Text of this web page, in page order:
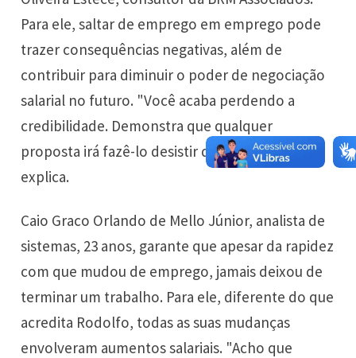
Para ele, saltar de emprego em emprego pode
trazer consequências negativas, além de
contribuir para diminuir o poder de negociação
salarial no futuro. "Você acaba perdendo a
credibilidade. Demonstra que qualquer
proposta irá fazê-lo desistir do projeto atual",
explica.
Caio Graco Orlando de Mello Júnior, analista de
sistemas, 23 anos, garante que apesar da rapidez
com que mudou de emprego, jamais deixou de
terminar um trabalho. Para ele, diferente do que
acredita Rodolfo, todas as suas mudanças
envolveram aumentos salariais. "Acho que